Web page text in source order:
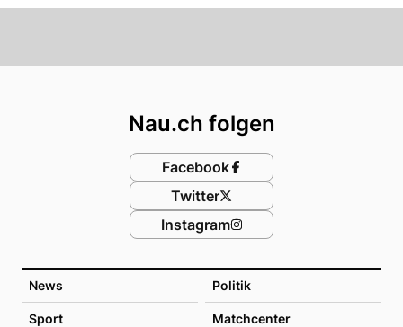
News Politik
Sport Matchcenter
Nau.ch folgen
Facebook
Twitter
Instagram